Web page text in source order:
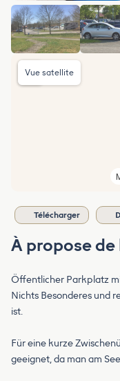
Vue satellite
Télécharger
À propose de
Öffentlicher Parkplatz
Nichts Besonderes und
ist.
Für eine kurze
geeignet, da man am